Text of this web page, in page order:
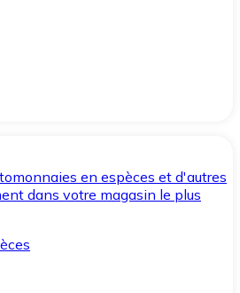
en espèces et d'autres
dans votre magasin le plus